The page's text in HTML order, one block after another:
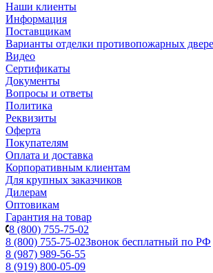
Наши клиенты
Информация
Поставщикам
Варианты отделки противопожарных
Видео
Сертификаты
Документы
Вопросы и ответы
Политика
Реквизиты
Оферта
Покупателям
Оплата и доставка
Корпоративным клиентам
Для крупных заказчиков
Дилерам
Оптовикам
Гарантия на товар
8 (800) 755-75-02
8 (800) 755-75-02Звонок бесплатный по РФ
8 (987) 989-56-55
8 (919) 800-05-09